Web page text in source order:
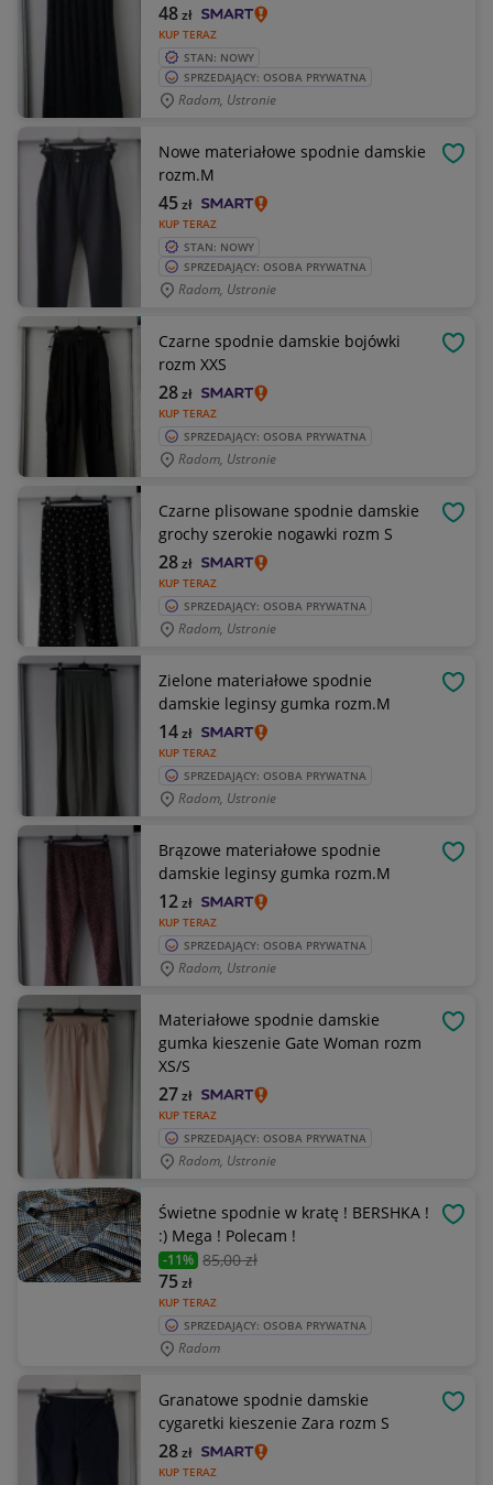
KUP TERAZ
48zł
STAN: NOWY
SPRZEDAJĄCY: OSOBA PRYWATNA
Radom, Ustronie
Nowe materiałowe spodnie damskie
rozm.M
KUP TERAZ
45zł
STAN: NOWY
SPRZEDAJĄCY: OSOBA PRYWATNA
Radom, Ustronie
Czarne spodnie damskie bojówki
rozm XXS
KUP TERAZ
28zł
SPRZEDAJĄCY: OSOBA PRYWATNA
Radom, Ustronie
Czarne plisowane spodnie damskie
grochy szerokie nogawki rozm S
KUP TERAZ
28zł
SPRZEDAJĄCY: OSOBA PRYWATNA
Radom, Ustronie
Zielone materiałowe spodnie
damskie leginsy gumka rozm.M
KUP TERAZ
14zł
SPRZEDAJĄCY: OSOBA PRYWATNA
Radom, Ustronie
Brązowe materiałowe spodnie
damskie leginsy gumka rozm.M
KUP TERAZ
12zł
SPRZEDAJĄCY: OSOBA PRYWATNA
Radom, Ustronie
Materiałowe spodnie damskie
gumka kieszenie Gate Woman rozm
XS/S
KUP TERAZ
27zł
SPRZEDAJĄCY: OSOBA PRYWATNA
Radom, Ustronie
Świetne spodnie w kratę ! BERSHKA !
:) Mega ! Polecam !
-11% 85,00 zł
KUP TERAZ
75zł
SPRZEDAJĄCY: OSOBA PRYWATNA
Radom
Granatowe spodnie damskie
cygaretki kieszenie Zara rozm S
KUP TERAZ
28zł